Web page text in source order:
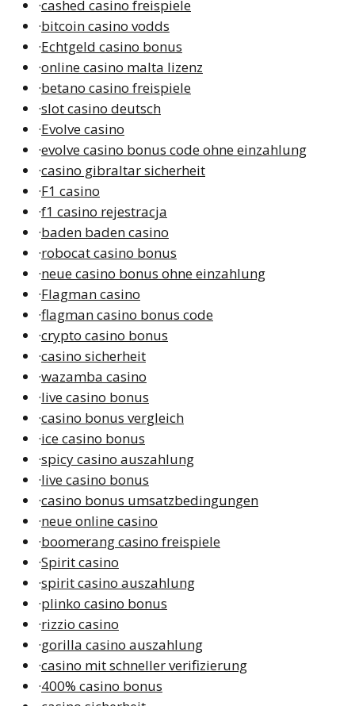
·cashed casino freispiele
·bitcoin casino vodds
·Echtgeld casino bonus
·online casino malta lizenz
·betano casino freispiele
·slot casino deutsch
·Evolve casino
·evolve casino bonus code ohne einzahlung
·casino gibraltar sicherheit
·F1 casino
·f1 casino rejestracja
·baden baden casino
·robocat casino bonus
·neue casino bonus ohne einzahlung
·Flagman casino
·flagman casino bonus code
·crypto casino bonus
·casino sicherheit
·wazamba casino
·live casino bonus
·casino bonus vergleich
·ice casino bonus
·spicy casino auszahlung
·live casino bonus
·casino bonus umsatzbedingungen
·neue online casino
·boomerang casino freispiele
·Spirit casino
·spirit casino auszahlung
·plinko casino bonus
·rizzio casino
·gorilla casino auszahlung
·casino mit schneller verifizierung
·400% casino bonus